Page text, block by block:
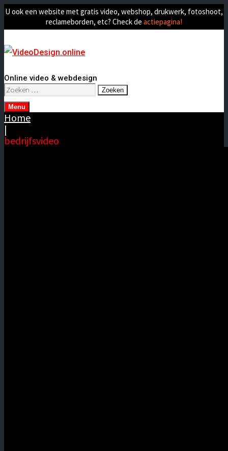
U ook een website met gratis video, webshop, drukwerk, fotoshoot,
reclameborden, etc? Check de actiepagina!
Online video & webdesign
Zoeken
naar:
Menu
Home
|
bedrijfsvideo